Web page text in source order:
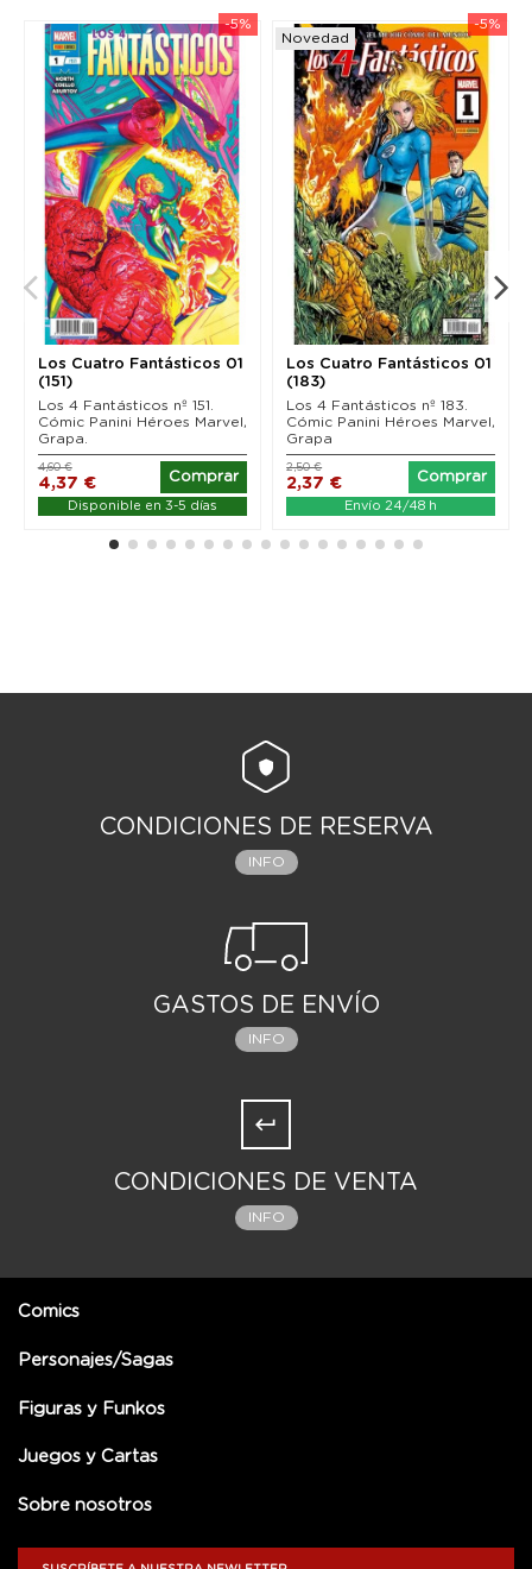
-5%
Los Cuatro Fantásticos 01
(151)
Los 4 Fantásticos nº 151.
Cómic Panini Héroes Marvel,
Grapa.
4,37 €
4,60 €
Comprar
Disponible en 3-5 días
-5%
Novedad
Los Cuatro Fantásticos 01
(183)
Los 4 Fantásticos nº 183.
Cómic Panini Héroes Marvel,
Grapa
2,37 €
2,50 €
Comprar
Envío 24/48 h
CONDICIONES DE RESERVA
INFO
GASTOS DE ENVÍO
INFO
CONDICIONES DE VENTA
INFO
Comics
Personajes/Sagas
Figuras y Funkos
Juegos y Cartas
Sobre nosotros